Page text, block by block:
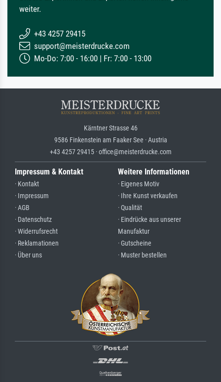
weiter.
+43 4257 29415
support@meisterdrucke.com
Mo-Do: 7:00 - 16:00 | Fr: 7:00 - 13:00
Kärntner Strasse 46
9586 Finkenstein am Faaker See · Austria
+43 4257 29415 · office@meisterdrucke.com
Impressum & Kontakt
· Kontakt
· Impressum
· AGB
· Datenschutz
· Widerrufsrecht
· Reklamationen
· Über uns
Weitere Informationen
· Eigenes Motiv
· Ihre Kunst verkaufen
· Qualität
· Eindrücke aus unserer
Manufaktur
· Gutscheine
· Muster bestellen